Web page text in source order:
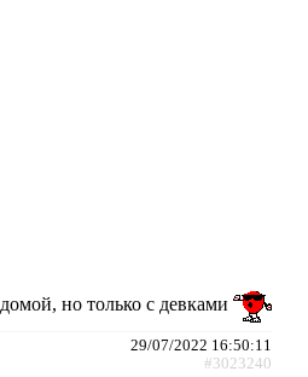
но только с девками
29/07/2022 16:50:11
#3023240